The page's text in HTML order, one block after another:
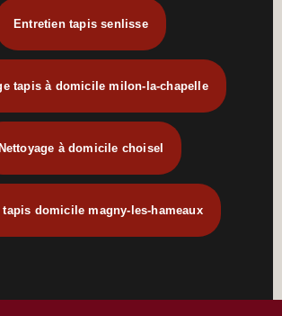
Entretien tapis senlisse
tapis à domicile milon-la-chapelle
Nettoyage à domicile choisel
tapis domicile magny-les-hameaux